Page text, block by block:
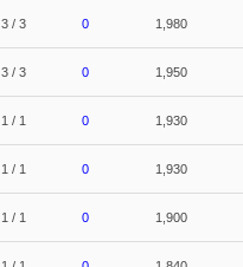
3 / 3 0 1,980
3 / 3 0 1,950
1 / 1 0 1,930
1 / 1 0 1,930
1 / 1 0 1,900